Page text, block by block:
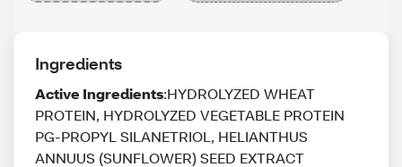
Ingredients
Active Ingredients:HYDROLYZED WHEAT
PROTEIN, HYDROLYZED VEGETABLE PROTEIN
PG-PROPYL SILANETRIOL, HELIANTHUS
ANNUUS (SUNFLOWER) SEED EXTRACT